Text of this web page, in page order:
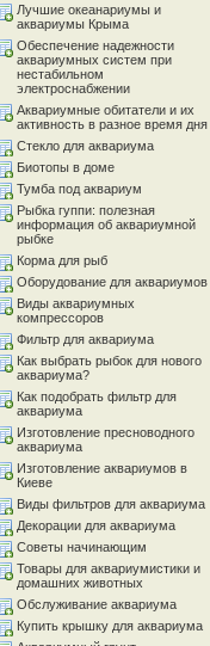
Лучшие океанариумы и
аквариумы Крыма
Обеспечение надежности
аквариумных систем при
нестабильном
электроснабжении
Аквариумные обитатели и их
активность в разное время дня
Стекло для аквариума
Биотопы в доме
Тумба под аквариум
Рыбка гуппи: полезная
информация об аквариумной
рыбке
Корма для рыб
Оборудование для аквариумов
Виды аквариумных
компрессоров
Фильтр для аквариума
Как выбрать рыбок для нового
аквариума?
Как подобрать фильтр для
аквариума
Изготовление пресноводного
аквариума
Изготовление аквариумов в
Киеве
Виды фильтров для аквариума
Декорации для аквариума
Советы начинающим
Товары для аквариумистики и
домашних животных
Обслуживание аквариума
Купить крышку для аквариума